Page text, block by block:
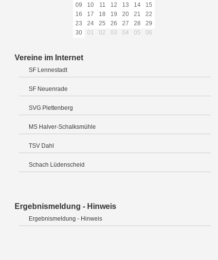
09
10 11 12 13 14
15
16
17 18 19 20 21
22
23
24 25 26 27 28
29
30
01 02 03 04 05 06
Vereine im Internet
SF Lennestadt
SF Neuenrade
SVG Plettenberg
MS Halver-Schalksmühle
TSV Dahl
Schach Lüdenscheid
Ergebnismeldung - Hinweis
Ergebnismeldung - Hinweis